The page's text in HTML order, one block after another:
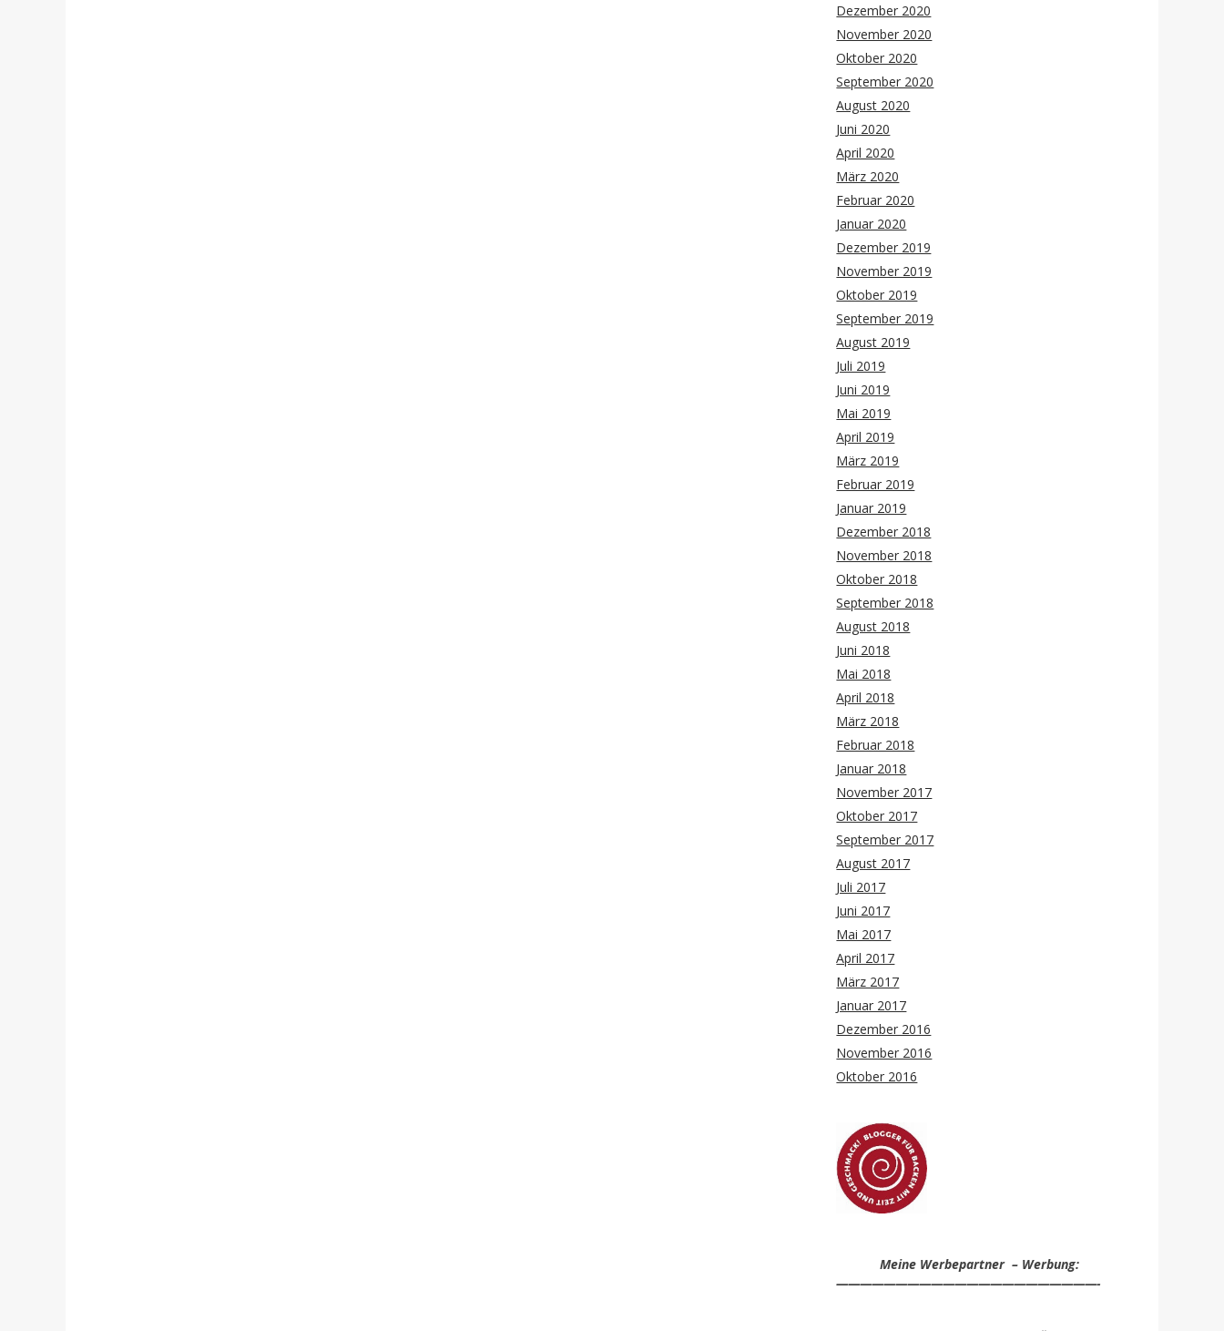
Dezember 2020
November 2020
Oktober 2020
September 2020
August 2020
Juni 2020
April 2020
März 2020
Februar 2020
Januar 2020
Dezember 2019
November 2019
Oktober 2019
September 2019
August 2019
Juli 2019
Juni 2019
Mai 2019
April 2019
März 2019
Februar 2019
Januar 2019
Dezember 2018
November 2018
Oktober 2018
September 2018
August 2018
Juni 2018
Mai 2018
April 2018
März 2018
Februar 2018
Januar 2018
November 2017
Oktober 2017
September 2017
August 2017
Juli 2017
Juni 2017
Mai 2017
April 2017
März 2017
Januar 2017
Dezember 2016
November 2016
Oktober 2016
Meine Werbepartner – Werbung:
——————————————————————-